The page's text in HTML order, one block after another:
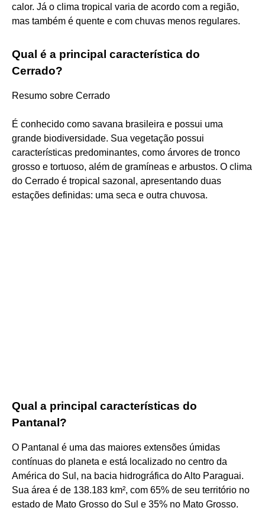
calor. Já o clima tropical varia de acordo com a região,
mas também é quente e com chuvas menos regulares.
Qual é a principal característica do
Cerrado?
Resumo sobre Cerrado
É conhecido como savana brasileira e possui uma
grande biodiversidade. Sua vegetação possui
características predominantes, como árvores de tronco
grosso e tortuoso, além de gramíneas e arbustos. O clima
do Cerrado é tropical sazonal, apresentando duas
estações definidas: uma seca e outra chuvosa.
Qual a principal características do
Pantanal?
O Pantanal é uma das maiores extensões úmidas
contínuas do planeta e está localizado no centro da
América do Sul, na bacia hidrográfica do Alto Paraguai.
Sua área é de 138.183 km², com 65% de seu território no
estado de Mato Grosso do Sul e 35% no Mato Grosso.